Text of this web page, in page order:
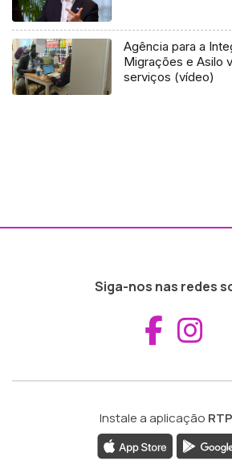
Agência para a
Migrações e Asilo
serviços (vídeo)
Siga-nos nas redes
Instale a aplicação